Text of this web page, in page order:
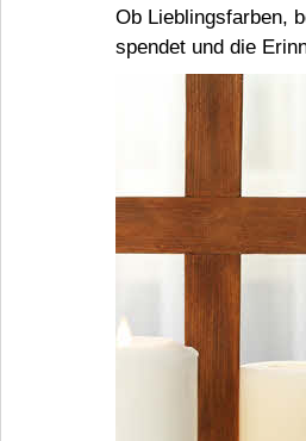
Ob Lieblingsfarben,
spendet und die